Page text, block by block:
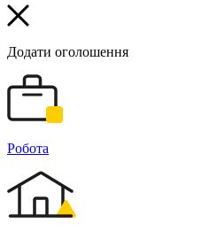
Додати оголошення
Робота